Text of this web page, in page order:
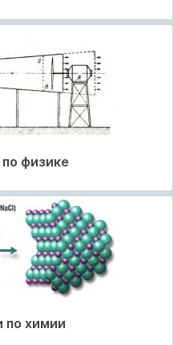
физике
по химии